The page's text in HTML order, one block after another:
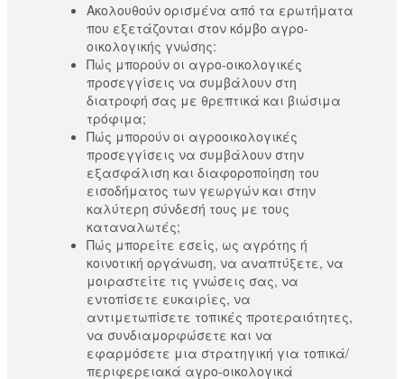
Ακολουθούν ορισμένα από τα ερωτήματα
που εξετάζονται στον κόμβο αγρο-
οικολογικής γνώσης:
Πώς μπορούν οι αγρο-οικολογικές
προσεγγίσεις να συμβάλουν στη
διατροφή σας με θρεπτικά και βιώσιμα
τρόφιμα;
Πώς μπορούν οι αγροοικολογικές
προσεγγίσεις να συμβάλουν στην
εξασφάλιση και διαφοροποίηση του
εισοδήματος των γεωργών και στην
καλύτερη σύνδεσή τους με τους
καταναλωτές;
Πώς μπορείτε εσείς, ως αγρότης ή
κοινοτική οργάνωση, να αναπτύξετε, να
μοιραστείτε τις γνώσεις σας, να
εντοπίσετε ευκαιρίες, να
αντιμετωπίσετε τοπικές προτεραιότητες,
να συνδιαμορφώσετε και να
εφαρμόσετε μια στρατηγική για τοπικά/
περιφερειακά αγρο-οικολογικά